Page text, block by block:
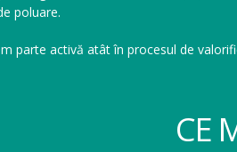
poluare.
parte activă atât în procesul de
CE